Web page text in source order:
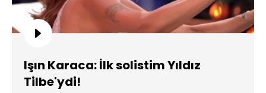
Işın Karaca: İlk solistim Yıldız
Tilbe'ydi!